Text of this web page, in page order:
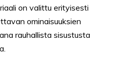
on valittu erityisesti
ominaisuuksien
rauhallista sisustusta